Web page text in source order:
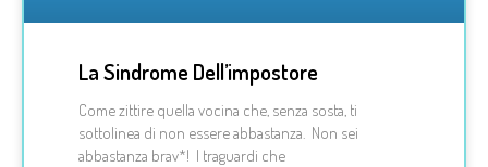
La Sindrome Dell’impostore
Come zittire quella vocina che, senza sosta, ti
sottolinea di non essere abbastanza. Non sei
abbastanza brav*! I traguardi che